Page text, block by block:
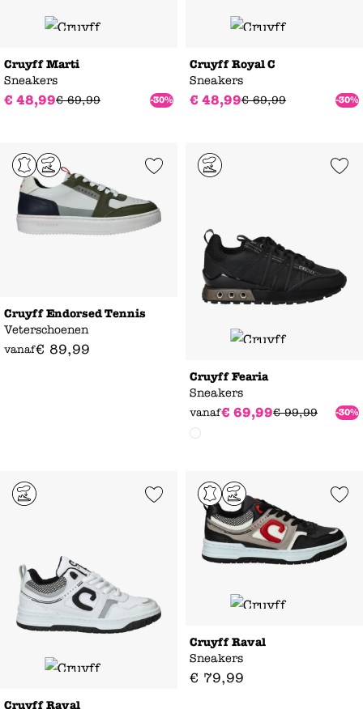
Cruyff Marti
Sneakers
€ 48,99€ 69,99 -30%
Cruyff Royal C
Sneakers
€ 48,99€ 69,99 -30%
Add to Wishlist
Cruyff Endorsed Tennis
Veterschoenen
vanaf€ 89,99
Add to
Cruyff Fearia
Sneakers
vanaf€ 69,99€ 99,99 -30%
Add to Wishlist
Cruyff Raval
Add to
Cruyff Raval
Sneakers
€ 79,99